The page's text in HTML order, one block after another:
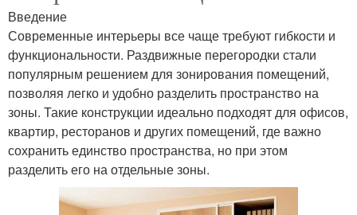
Введение
Современные интерьеры все чаще требуют гибкости и
функциональности. Раздвижные перегородки стали
популярным решением для зонирования помещений,
позволяя легко и удобно разделить пространство на
зоны. Такие конструкции идеально подходят для офисов,
квартир, ресторанов и других помещений, где важно
сохранить единство пространства, но при этом
разделить его на отдельные зоны.